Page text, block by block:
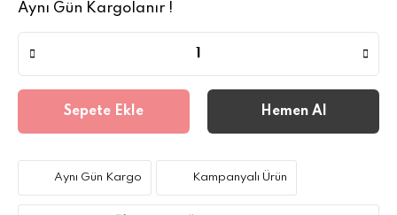
Aynı Gün Kargolanır !
Sepete Ekle Hemen Al
Aynı Gün Kargo Kampanyalı Ürün